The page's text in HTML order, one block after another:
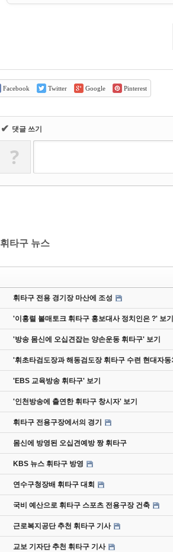
Facebook Twitter Google Pinterest
✔ 댓글 쓰기
?
휘타구 뉴스
휘타구 전용 경기장 마산에 조성
'이홍렬 볼매토크 휘타구 홍보대사 정치인은 ?' 보기
'방송 몸신에 오십견잡는 양손운동 휘타구' 보기
'휘초타검도장과 해동검도장 휘타구 수련 현대자동
'EBS 교육방송 휘타구' 보기
'인천방송에 출연한 휘타구 창시자' 보기
휘타구 전용구장에서의 경기
몸신에 방영된 오십견예방 짱 휘타구
KBS 뉴스 휘타구 방영
연수구청장배 휘타구 대회
국비 예산으로 휘타구 스포츠 전용구장 건축
근로복지공단 추천 휘타구 기사
교보 기자단 추천 휘타구 기사